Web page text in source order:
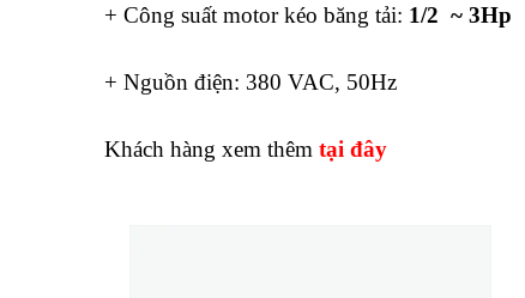
+ Công suất motor kéo băng tải: 1/2 ~ 3Hp
+ Nguồn điện: 380 VAC, 50Hz
Khách hàng xem thêm tại đây